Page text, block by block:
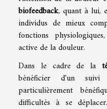
biofeedback, quant à lui,
individus de mieux
fonctions
active de la douleur.
Dans le cadre de la
bénéficier d'un
particulièrement
difficultés à se